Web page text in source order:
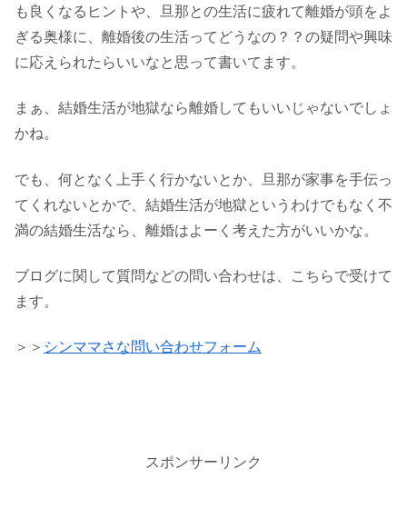
も良くなるヒントや、旦那との生活に疲れて離婚が頭をよ
ぎる奥様に、離婚後の生活ってどうなの？？の疑問や興味
に応えられたらいいなと思って書いてます。
まぁ、結婚生活が地獄なら離婚してもいいじゃないでしょ
かね。
でも、何となく上手く行かないとか、旦那が家事を手伝っ
てくれないとかで、結婚生活が地獄というわけでもなく不
満の結婚生活なら、離婚はよーく考えた方がいいかな。
ブログに関して質問などの問い合わせは、こちらで受けて
ます。
＞＞ シンママさな問い合わせフォーム
スポンサーリンク